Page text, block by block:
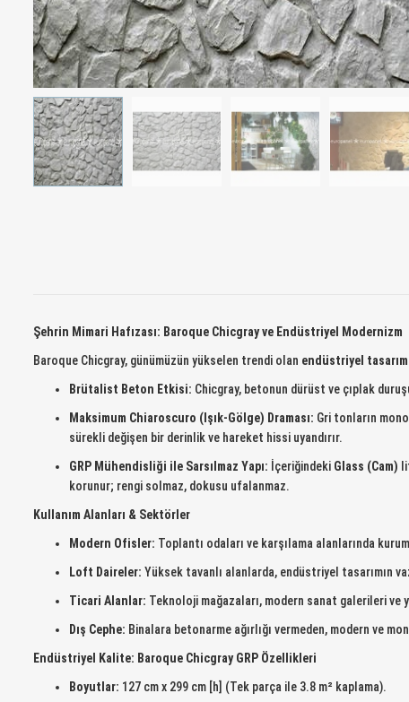
Şehrin Mimari Hafızası: Baroque Chicgray ve Endüstriyel Modernizm
Baroque Chicgray, günümüzün yükselen trendi olan endüstriyel tasarım
Brütalist Beton Etkisi: Chicgray, betonun dürüst ve çıplak
Maksimum Chiaroscuro (Işık-Gölge) Draması: Gri tonların
sürekli değişen bir derinlik ve hareket hissi uyandırır.
GRP Mühendisliği ile Sarsılmaz Yapı: İçeriğindeki Glass (Cam)
korunur; rengi solmaz, dokusu ufalanmaz.
Kullanım Alanları & Sektörler
Modern Ofisler: Toplantı odaları ve karşılama alanlarında
Loft Daireler: Yüksek tavanlı alanlarda, endüstriyel tasarımın
Ticari Alanlar: Teknoloji mağazaları, modern sanat galerileri ve
Dış Cephe: Binalara betonarme ağırlığı vermeden, modern ve
Endüstriyel Kalite: Baroque Chicgray GRP Özellikleri
Boyutlar: 127 cm x 299 cm [h] (Tek parça ile 3.8 m² kaplama).